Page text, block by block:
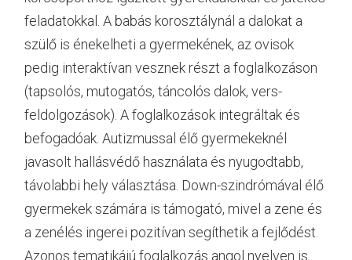
feladatokkal. A babás korosztálynál a dalokat a
szülő is énekelheti a gyermekének, az ovisok
pedig interaktívan vesznek részt a foglalkozáson
(tapsolós, mutogatós, táncolós dalok, vers-
feldolgozások). A foglalkozások integráltak és
befogadóak. Autizmussal élő gyermekeknél
javasolt hallásvédő használata és nyugodtabb,
távolabbi hely választása. Down-szindrómával élő
gyermekek számára is támogató, mivel a zene és
a zenélés ingerei pozitívan segíthetik a fejlődést.
Azonos tematikájú foglalkozás angol nyelven is